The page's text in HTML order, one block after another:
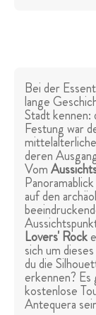
Bei der
lange
Stadt kennen:
Festung war
deren
Vom
auf den
Lovers' Rock
sich um
du die
erkennen? Es
kostenlose
Antequera